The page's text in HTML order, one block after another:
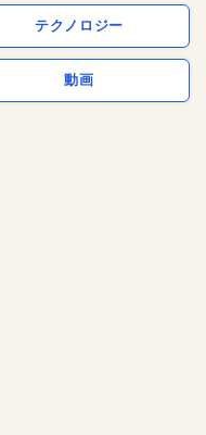
テクノロジー
動画